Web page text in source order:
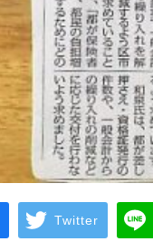
Twitter